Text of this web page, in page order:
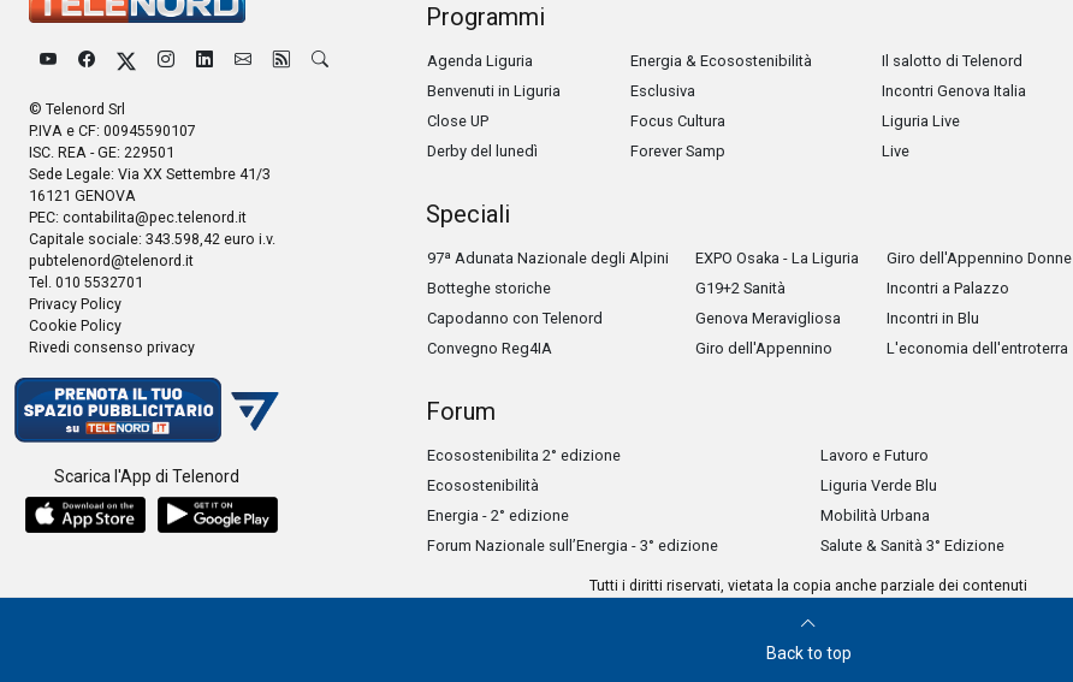
© Telenord Srl
P.IVA e CF: 00945590107
ISC. REA - GE: 229501
Sede Legale: Via XX Settembre 41/3
16121 GENOVA
PEC: contabilita@pec.telenord.it
Capitale sociale: 343.598,42 euro i.v.
pubtelenord@telenord.it
Tel. 010 5532701
Privacy Policy
Cookie Policy
Rivedi consenso privacy
Scarica l'App di Telenord
Programmi
Agenda Liguria
Benvenuti in Liguria
Close UP
Derby del lunedì
Energia & Ecosostenibilità
Esclusiva
Focus Cultura
Forever Samp
Il salotto di Telenord
Incontri Genova Italia
Liguria Live
Live
Speciali
97ª Adunata Nazionale degli Alpini
Botteghe storiche
Capodanno con Telenord
Convegno Reg4IA
EXPO Osaka - La Liguria
G19+2 Sanità
Genova Meravigliosa
Giro dell'Appennino
Giro dell'Appennino Donne
Incontri a Palazzo
Incontri in Blu
L'economia dell'entroterra
Forum
Ecosostenibilita 2° edizione
Ecosostenibilità
Energia - 2° edizione
Forum Nazionale sull’Energia - 3° edizione
Lavoro e Futuro
Liguria Verde Blu
Mobilità Urbana
Salute & Sanità 3° Edizione
Tutti i diritti riservati, vietata la copia anche parziale dei contenuti
Back to top